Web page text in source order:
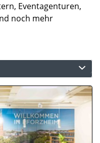
Eventagenturen,
noch mehr